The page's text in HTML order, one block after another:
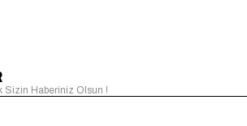
Sizin Haberiniz Olsun !